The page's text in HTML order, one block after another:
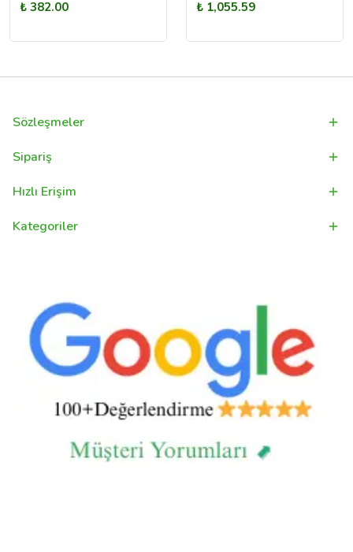
₺ 382.00 ₺ 1,055.59
Sözleşmeler
Sipariş
Hızlı Erişim
Kategoriler